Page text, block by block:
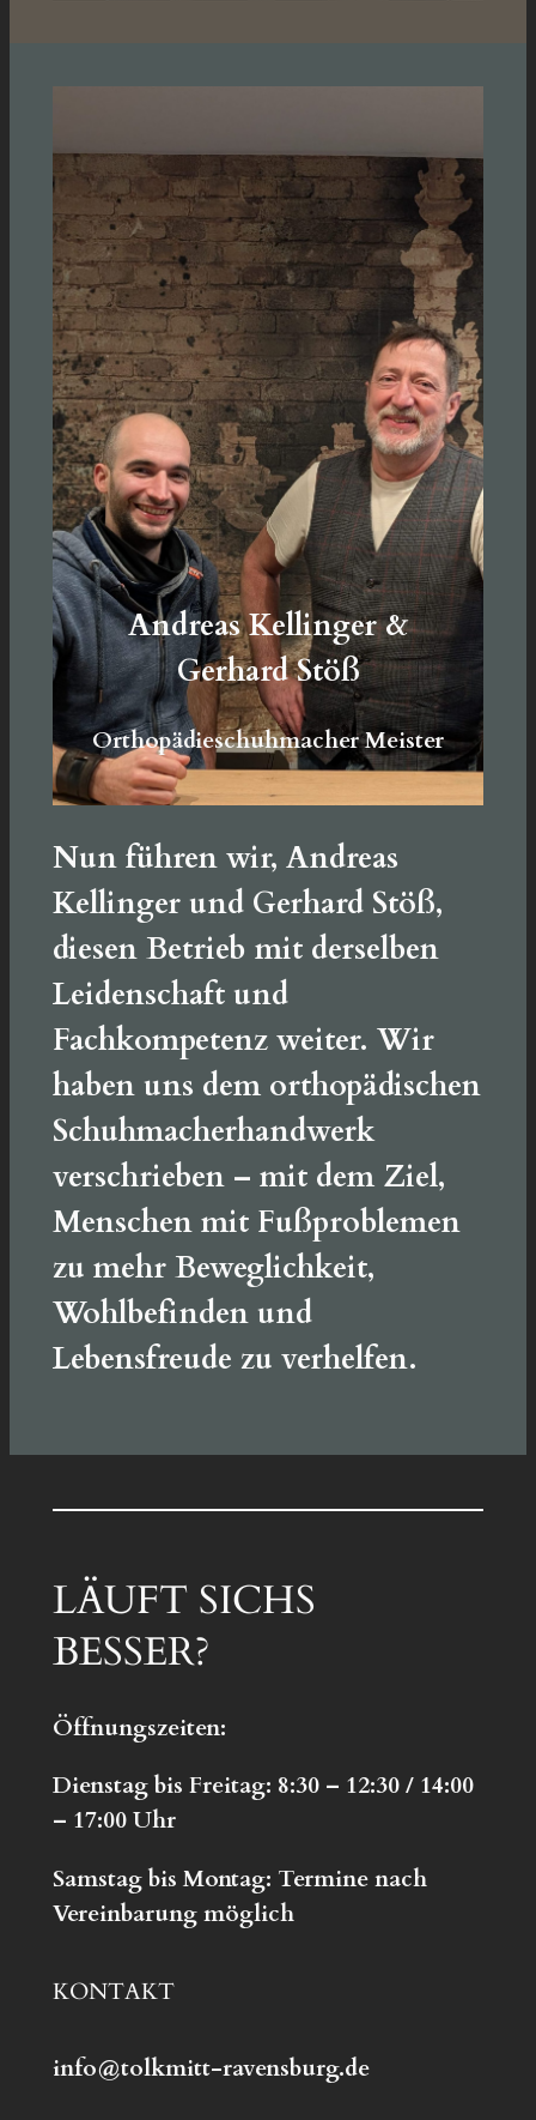
Andreas Kellinger &
Gerhard Stöß
Orthopädieschuhmacher Meister
Nun führen wir, Andreas
Kellinger und Gerhard Stöß,
diesen Betrieb mit derselben
Leidenschaft und
Fachkompetenz weiter. Wir
haben uns dem orthopädischen
Schuhmacherhandwerk
verschrieben – mit dem Ziel,
Menschen mit Fußproblemen
zu mehr Beweglichkeit,
Wohlbefinden und
Lebensfreude zu verhelfen.
LÄUFT SICHS
BESSER?
Öffnungszeiten:
Dienstag bis Freitag: 8:30 – 12:30 / 14:00
– 17:00 Uhr
Samstag bis Montag: Termine nach
Vereinbarung möglich
KONTAKT
info@tolkmitt-ravensburg.de